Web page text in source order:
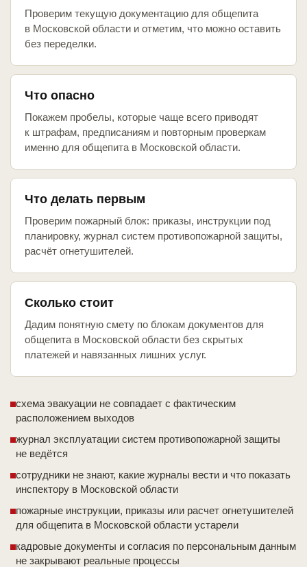
Проверим текущую документацию для общепита
в Московской области и отметим, что можно оставить
без переделки.
Что опасно
Покажем пробелы, которые чаще всего приводят
к штрафам, предписаниям и повторным проверкам
именно для общепита в Московской области.
Что делать первым
Проверим пожарный блок: приказы, инструкции под
планировку, журнал систем противопожарной защиты,
расчёт огнетушителей.
Сколько стоит
Дадим понятную смету по блокам документов для
общепита в Московской области без скрытых
платежей и навязанных лишних услуг.
схема эвакуации не совпадает с фактическим
расположением выходов
журнал эксплуатации систем противопожарной защиты
не ведётся
сотрудники не знают, какие журналы вести и что показать
инспектору в Московской области
пожарные инструкции, приказы или расчет огнетушителей
для общепита в Московской области устарели
кадровые документы и согласия по персональным данным
не закрывают реальные процессы